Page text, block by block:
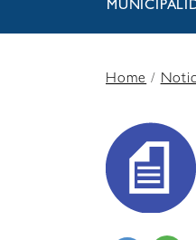
Home/